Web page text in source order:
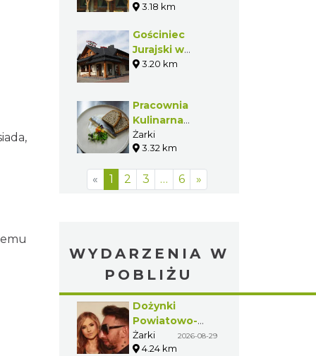
3.18 km
Gościniec
Jurajski w
Żarkach
3.20 km
Pracownia
Kulinarna
"Basenowa"
Żarki
3.32 km
« 1 2 3 … 6 »
WYDARZENIA W
POBLIŻU
Dożynki
Powiatowo-
Gminne w
Żarkach 2026
Żarki 2026-08-29
4.24 km